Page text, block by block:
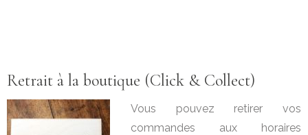
Retrait à la boutique (Click & Collect)
Vous pouvez retirer vos
commandes aux horaires